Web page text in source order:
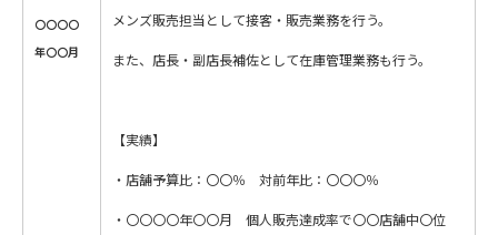
〇〇〇〇
年〇〇月
メンズ販売担当として接客・販売業務を行う。
また、店長・副店長補佐として在庫管理業務も行う。
【実績】
・店舗予算比：〇〇％ 対前年比：〇〇〇％
・〇〇〇〇年〇〇月 個人販売達成率で〇〇店舗中〇位